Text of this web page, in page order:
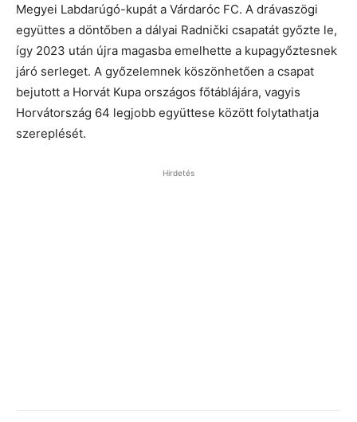
Megyei Labdarúgó-kupát a Várdaróc FC. A drávaszögi
együttes a döntőben a dályai Radnički csapatát győzte le,
így 2023 után újra magasba emelhette a kupagyőztesnek
járó serleget. A győzelemnek köszönhetően a csapat
bejutott a Horvát Kupa országos főtáblájára, vagyis
Horvátország 64 legjobb együttese között folytathatja
szereplését.
Hirdetés